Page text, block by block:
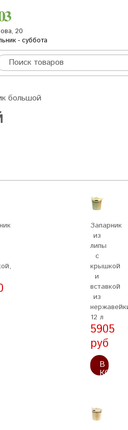
20
- суббота
большой
Запарник
из
липы
с
крышкой
и
вставкой
из
12 л
5905
руб
В